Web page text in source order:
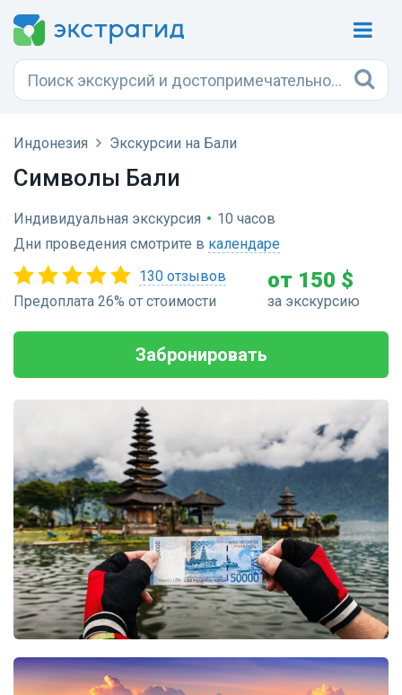
Индонезия Экскурсии на Бали
Символы Бали
Индивидуальная экскурсия • 10 часов
Дни проведения смотрите в календаре
130 отзывов
Предоплата 26% от стоимости
от 150 $
за экскурсию
Забронировать